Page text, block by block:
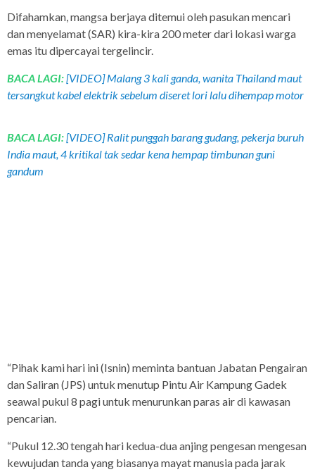
Difahamkan, mangsa berjaya ditemui oleh pasukan mencari
dan menyelamat (SAR) kira-kira 200 meter dari lokasi warga
emas itu dipercayai tergelincir.
BACA LAGI:[VIDEO] Malang 3 kali ganda, wanita Thailand maut
tersangkut kabel elektrik sebelum diseret lori lalu dihempap motor
BACA LAGI:[VIDEO] Ralit punggah barang gudang, pekerja buruh
India maut, 4 kritikal tak sedar kena hempap timbunan guni
gandum
“Pihak kami hari ini (Isnin) meminta bantuan Jabatan Pengairan
dan Saliran (JPS) untuk menutup Pintu Air Kampung Gadek
seawal pukul 8 pagi untuk menurunkan paras air di kawasan
pencarian.
“Pukul 12.30 tengah hari kedua-dua anjing pengesan mengesan
kewujudan tanda yang biasanya mayat manusia pada jarak